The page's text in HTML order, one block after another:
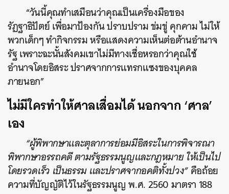
“วันนี้คุณทำเสมือนว่าคุณเป็นเครื่องมือของ
รัฏฐาธิปัตย์ เพื่อมาป้องกัน ปราบปราม ข่มขู่ คุกคาม ไม่ให้
พวกเด็กๆ ทำกิจกรรม หรือแสดงความเห็นต่อต้านอำนาจ
รัฐ เพราะฉะนั้นสังคมเขาไม่มีทางเชื่อหรอกว่าคุณใช้
อำนาจโดยอิสระ ปราศจากการแทรกแซงของบุคคล
ภายนอก”
ไม่มีใครทำให้ศาลเสื่อมได้ นอกจาก ‘ศาล’
เอง
“ผู้พิพากษาและตุลาการย่อมมีอิสระในการพิจารณา
พิพากษาอรรถคดี ตามรัฐธรรมนูญและกฎหมาย ให้เป็นไป
โดยรวดเร็ว เป็นธรรม และปราศจากอคติทั้งปวง”คือถ้อย
ความที่บัญญัติไว้ในรัฐธรรมนูญ พ.ศ. 2560 มาตรา 188